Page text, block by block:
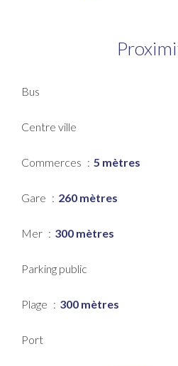
Bus
Centre ville
Commerces 5 mètres
Gare 260 mètres
Mer 300 mètres
Parking public
Plage 300 mètres
Port